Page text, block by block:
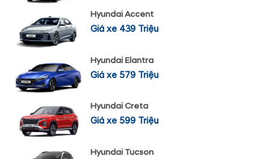
Hyundai Accent
Giá xe 439 Triệu
Hyundai Elantra
Giá xe 579 Triệu
Hyundai Creta
Giá xe 599 Triệu
Hyundai Tucson